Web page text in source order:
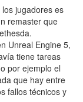
jugadores es
remaster que
Unreal Engine 5,
tiene tareas
por ejemplo el
que hay entre
fallos técnicos y